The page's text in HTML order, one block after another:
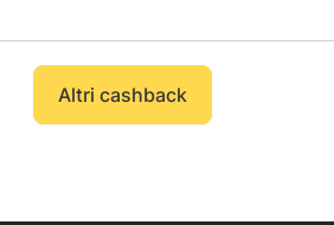
Altri cashback